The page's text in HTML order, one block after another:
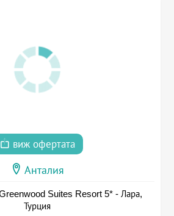
виж офертата
Анталия
Suites Resort 5* - Лара,
Турция